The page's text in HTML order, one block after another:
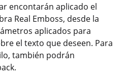
encontarán aplicado el
Real Emboss, desde la
aplicados para
el texto que deseen. Para
también podrán